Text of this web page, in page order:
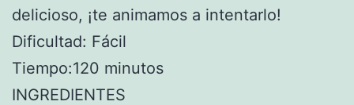
delicioso, ¡te animamos a intentarlo!
Dificultad: Fácil
Tiempo:120 minutos
INGREDIENTES